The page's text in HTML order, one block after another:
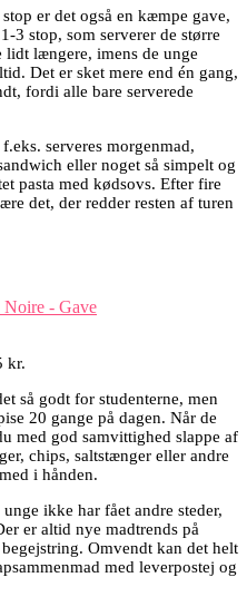
er det også en kæmpe gave,
3 stop, som serverer de større
lidt længere, imens de unge
Det er sket mere end én gang,
fordi alle bare serverede
serveres morgenmad,
eller noget så simpelt og
pasta med kødsovs. Efter fire
det, der redder resten af turen
kr.
så godt for studenterne, men
20 gange på dagen. Når de
med god samvittighed slappe af
chips, saltstænger eller andre
i hånden.
ikke har fået andre steder,
er altid nye madtrends på
Omvendt kan det helt
med leverpostej og